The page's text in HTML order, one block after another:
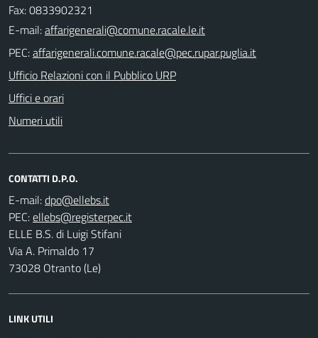
Fax: 0833902321
E-mail:
PEC:
Ufficio Relazioni con il Pubblico URP
Uffici e orari
Numeri utili
CONTATTI D.P.O.
E-mail:
PEC:
ELLE B.S. di Luigi Stifani
Via A. Primaldo 17
73028 Otranto (Le)
LINK UTILI